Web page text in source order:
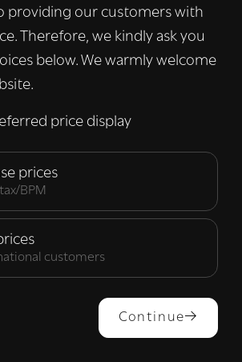
providing our customers with
Therefore, we kindly ask you
below. We warmly welcome
price display
prices
BPM
customers
Continue
over uw gebruik van onze site
en analysepartners,
combineren met andere
die u aan hen heeft verstrekt of
Lees verder
Prestatie Targeting
ALLES ACCEPTEREN